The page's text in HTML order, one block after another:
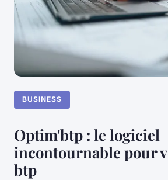
BUSINESS
Optim'btp : le logiciel
incontournable pour
btp